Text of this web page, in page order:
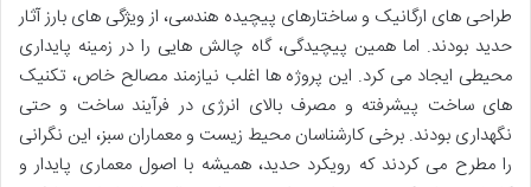
طراحی های ارگانیک و ساختارهای پیچیده هندسی، از ویژگی های بارز آثار
حدید بودند. اما همین پیچیدگی، گاه چالش هایی را در زمینه پایداری
محیطی ایجاد می کرد. این پروژه ها اغلب نیازمند مصالح خاص، تکنیک
های ساخت پیشرفته و مصرف بالای انرژی در فرآیند ساخت و حتی
نگهداری بودند. برخی کارشناسان محیط زیست و معماران سبز، این نگرانی
را مطرح می کردند که رویکرد حدید، همیشه با اصول معماری پایدار و